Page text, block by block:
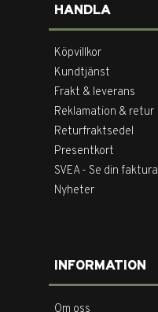
HANDLA
Köpvillkor
Kundtjänst
Frakt & leverans
Reklamation & retur
Returfraktsedel
Presentkort
SVEA - Se din faktura
Nyheter
INFORMATION